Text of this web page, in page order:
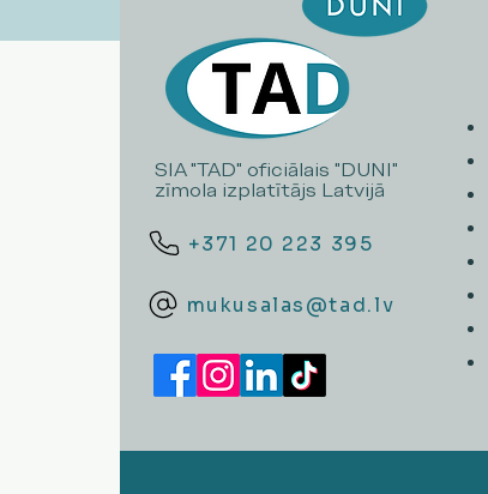
SIA "TAD" oficiālais "DUNI"
zīmola izplatītājs Latvijā
+371 20 223 395
mukusalas@tad.lv